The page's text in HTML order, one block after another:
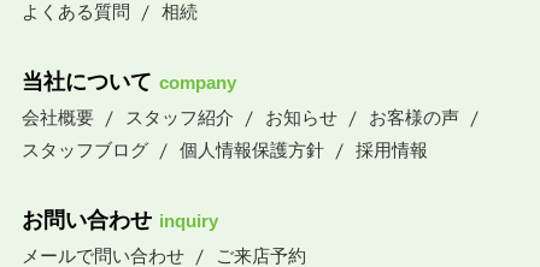
よくある質問
相続
当社について company
会社概要
スタッフ紹介 お知らせ
お客様の声
スタッフブログ
個人情報保護方針 採用情報
お問い合わせ inquiry
メールで問い合わせ
ご来店予約